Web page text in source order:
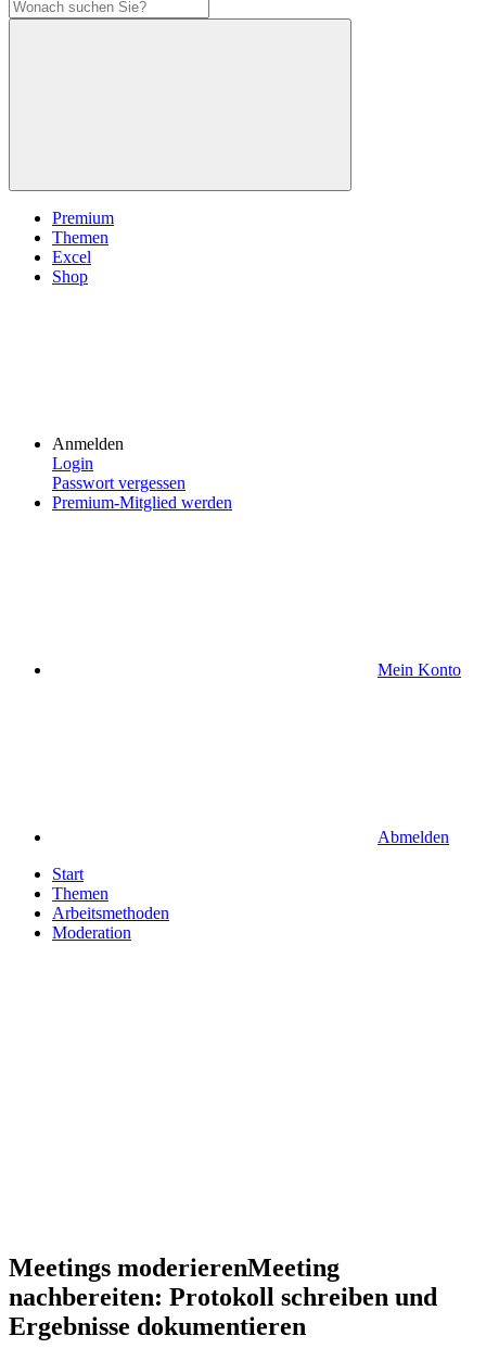
Premium
Themen
Excel
Shop
Anmelden
Login
Passwort vergessen
Premium-Mitglied werden
Mein Konto
Abmelden
Start
Themen
Arbeitsmethoden
Moderation
Meetings moderierenMeeting
nachbereiten: Protokoll schreiben und
Ergebnisse dokumentieren